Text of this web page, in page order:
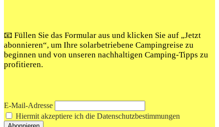
📧 Füllen Sie das Formular aus und klicken Sie auf „Jetzt
abonnieren“, um Ihre solarbetriebene Campingreise zu
beginnen und von unseren nachhaltigen Camping-Tipps zu
profitieren.
E-Mail-Adresse
Hiermit akzeptiere ich die Datenschutzbestimmungen